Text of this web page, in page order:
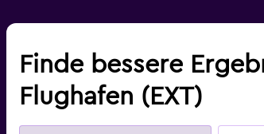
Finde bessere
Flughafen (EXT)